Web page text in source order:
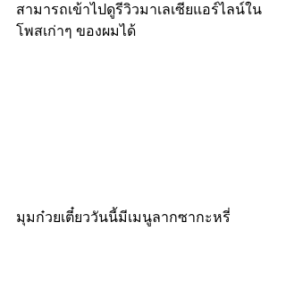
สามารถเข้าไปดูรีวิวมาเลเซียแอร์ไลน์ใน
โพสเก่าๆ ของผมได้
มุมก๋วยเตี๋ยววันนี้มีเมนูลากซากะหรี่